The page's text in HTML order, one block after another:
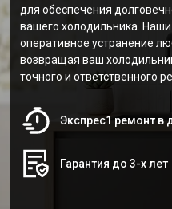
для обеспечения
вашего холодильника.
оперативное устранение
возвращая ваш
точного и ответственного
Экспрес1 ремонт в
Гарантия до 3-х лет